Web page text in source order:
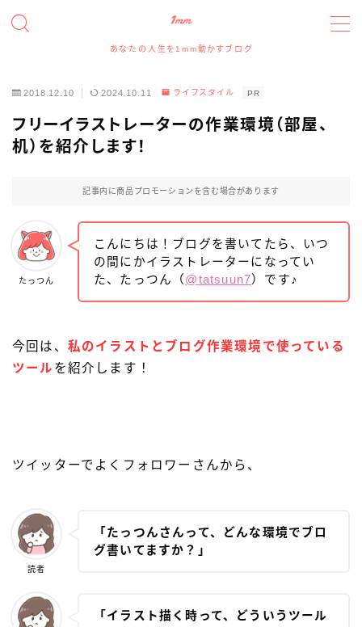
あなたの人生を1mm動かすブログ
アイコン、アイキャッチイラスト、ヘッダー、図解イラ
スポンサー、記事寄稿、記事広告、レビュー等のご依
頼について
2018.12.10 2024.10.11 ライフスタイル PR
フリーイラストレーターの作業環境（部屋、
机）を紹介します！
記事内に商品プロモーションを含む場合があります
たっつん
こんにちは！ブログを書いてたら、いつ
の間にかイラストレーターになってい
た、たっつん（ @tatsuun7）です♪
今回は、 私のイラストとブログ作業環境で使っている
ツール を紹介します！
ツイッターでよくフォロワーさんから、
読者
「たっつんさんって、どんな環境でブロ
グ書いてますか？」
「イラスト描く時って、どういうツール